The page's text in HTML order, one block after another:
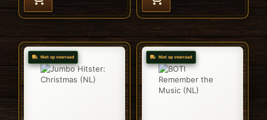
Niet op voorraad Niet op voorraad